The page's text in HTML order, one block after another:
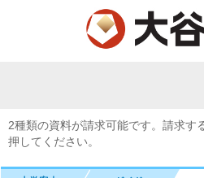
2種類の資料が請求可能です。請求す
押してください。